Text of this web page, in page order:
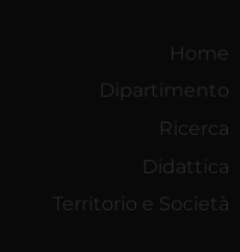
Home
Dipartimento
Ricerca
Didattica
Territorio e Società